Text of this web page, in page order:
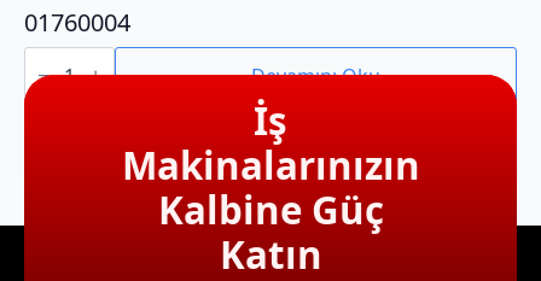
01760004
01760004
adet Devamını Oku
İş
Makinalarınızın
Kalbine Güç
Katın